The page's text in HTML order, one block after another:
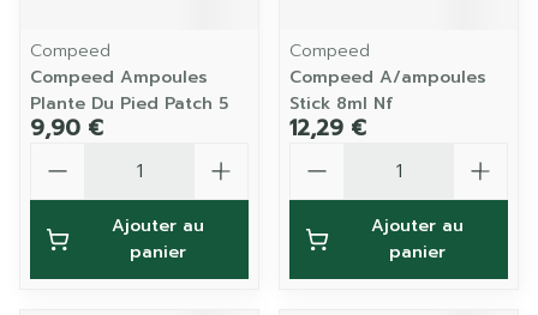
Compeed
Compeed Ampoules
Plante Du Pied Patch 5
9,90 €
Ajouter au
panier
Compeed
Compeed A/ampoules
Stick 8ml Nf
12,29 €
Ajouter au
panier